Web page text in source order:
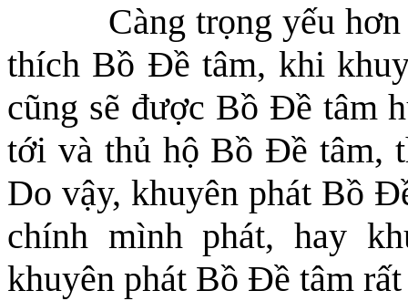
Càng trọng yếu
thích Bồ Đề tâm, khi
cũng sẽ được Bồ Đề tâm
tới và thủ hộ Bồ Đề tâm,
Do vậy, khuyên phát Bồ
chính mình phát, hay
khuyên phát Bồ Đề tâm